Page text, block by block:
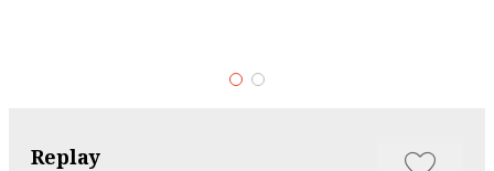
Replay